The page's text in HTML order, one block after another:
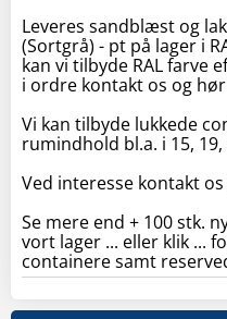
Leveres sandblæst og
(Sortgrå) - pt på lager i
kan vi tilbyde RAL farve
i ordre kontakt os og
Vi kan tilbyde lukkede
rumindhold bl.a. i 15,
Ved interesse kontakt os
Se mere end + 100 stk.
vort lager ... eller klik ...
containere samt